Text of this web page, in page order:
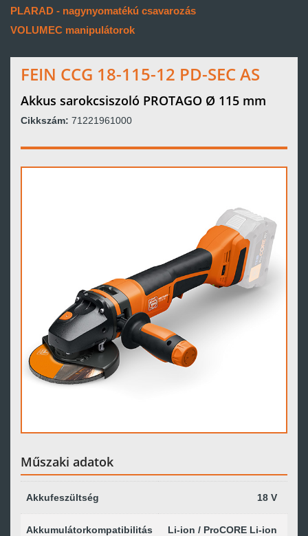
PLARAD - nagynyomatékú csavarozás
VOLUMEC manipulátorok
FEIN CCG 18-115-12 PD-SEC AS
Akkus sarokcsiszoló PROTAGO Ø 115 mm
Cikkszám: 71221961000
Műszaki adatok
Akkufeszültség 18 V
Akkumulátorkompatibilitás Li-ion / ProCORE Li-ion